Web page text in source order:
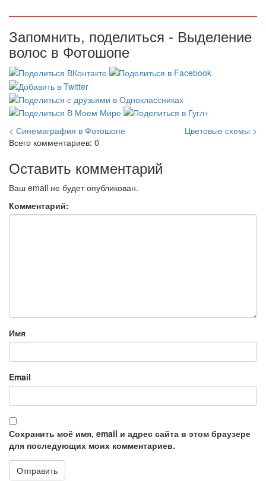
Запомнить, поделиться - Выделение
волос в Фотошопе
< Синемаграфия в Фотошопе
Цветовые схемы >
Всего комментариев: 0
Оставить комментарий
Ваш email не будет опубликован.
Комментарий:
Имя
Email
Сохранить моё имя, email и адрес сайта в этом браузере
для последующих моих комментариев.